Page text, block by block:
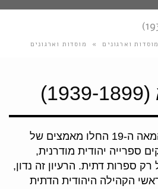
מוסדות וארגונים » מוסדות וארגונים
כבר בשנות ה-80 של המאה ה-19 החלו מאמצים של
ספרייה יהודית מודרנית,
ספרות דתית. הרעיון זה נדון,
הקהילה היהודית הדתית